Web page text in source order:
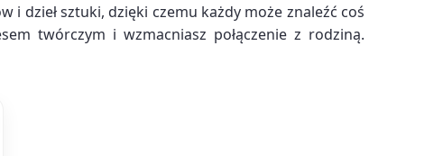
i dzieł sztuki, dzięki czemu każdy może znaleźć coś
twórczym i wzmacniasz połączenie z rodziną.